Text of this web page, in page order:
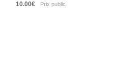
10.00€